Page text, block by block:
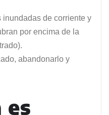
inundadas de corriente y
por encima de la
abandonarlo y
es